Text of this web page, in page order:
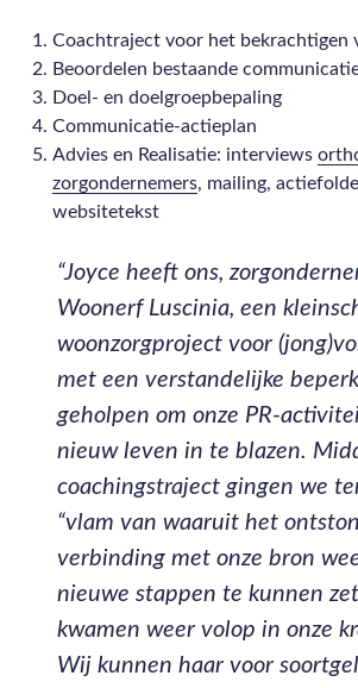
Coachtraject voor het bekrachtigen
Beoordelen bestaande
Doel- en doelgroepbepaling
Communicatie-actieplan
Advies en Realisatie: interviews
zorgondernemers, mailing,
websitetekst
“Joyce heeft ons,
Woonerf Luscinia, een
woonzorgproject voor
met een verstandelijke
geholpen om onze PR-
nieuw leven in te blazen.
coachingstraject gingen we
“vlam van waaruit het
verbinding met onze bron
nieuwe stappen te kunnen
kwamen weer volop in onze
Wij kunnen haar voor